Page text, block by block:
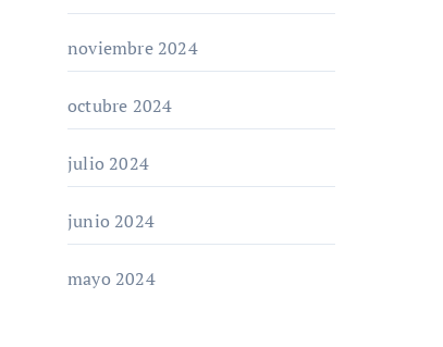
noviembre 2024
octubre 2024
julio 2024
junio 2024
mayo 2024